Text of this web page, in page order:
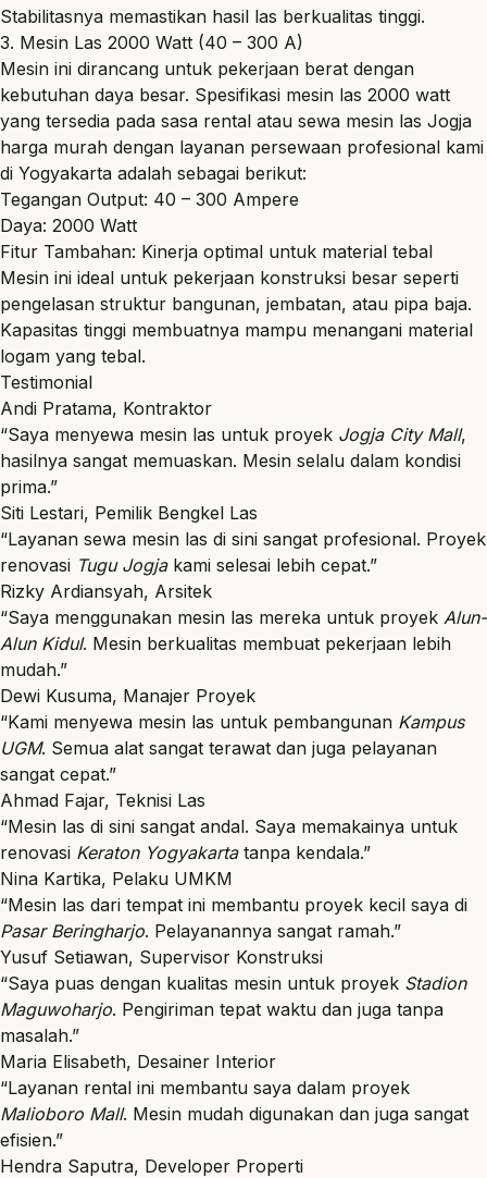
Stabilitasnya memastikan hasil las berkualitas tinggi.
3. Mesin Las 2000 Watt (40 – 300 A)
Mesin ini dirancang untuk pekerjaan berat dengan
kebutuhan daya besar. Spesifikasi mesin las 2000 watt
yang tersedia pada sasa rental atau sewa mesin las Jogja
harga murah dengan layanan persewaan profesional kami
di Yogyakarta adalah sebagai berikut:
Tegangan Output: 40 – 300 Ampere
Daya: 2000 Watt
Fitur Tambahan: Kinerja optimal untuk material tebal
Mesin ini ideal untuk pekerjaan konstruksi besar seperti
pengelasan struktur bangunan, jembatan, atau pipa baja.
Kapasitas tinggi membuatnya mampu menangani material
logam yang tebal.
Testimonial
Andi Pratama, Kontraktor
“Saya menyewa mesin las untuk proyek Jogja City Mall,
hasilnya sangat memuaskan. Mesin selalu dalam kondisi
prima.”
Siti Lestari, Pemilik Bengkel Las
“Layanan sewa mesin las di sini sangat profesional. Proyek
renovasi Tugu Jogjakami selesai lebih cepat.”
Rizky Ardiansyah, Arsitek
“Saya menggunakan mesin las mereka untuk proyek Alun-
Alun Kidul. Mesin berkualitas membuat pekerjaan lebih
mudah.”
Dewi Kusuma, Manajer Proyek
“Kami menyewa mesin las untuk pembangunan Kampus
UGM. Semua alat sangat terawat dan juga pelayanan
sangat cepat.”
Ahmad Fajar, Teknisi Las
“Mesin las di sini sangat andal. Saya memakainya untuk
renovasi Keraton Yogyakartatanpa kendala.”
Nina Kartika, Pelaku UMKM
“Mesin las dari tempat ini membantu proyek kecil saya di
Pasar Beringharjo. Pelayanannya sangat ramah.”
Yusuf Setiawan, Supervisor Konstruksi
“Saya puas dengan kualitas mesin untuk proyek Stadion
Maguwoharjo. Pengiriman tepat waktu dan juga tanpa
masalah.”
Maria Elisabeth, Desainer Interior
“Layanan rental ini membantu saya dalam proyek
Malioboro Mall. Mesin mudah digunakan dan juga sangat
efisien.”
Hendra Saputra, Developer Properti